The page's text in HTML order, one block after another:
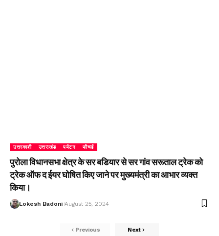
उत्तरकाशी उत्तराखंड पर्यटन फीचर्ड
पुरोला विधानसभा क्षेत्र के सर बडियार से सर गांव सरूताल ट्रेक को
ट्रेक ऑफ द ईयर घोषित किए जाने पर मुख्यमंत्री का आभार व्यक्त
किया।
Lokesh Badoni August 25, 2024
Previous Next